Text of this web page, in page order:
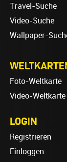
Travel-Suche
Video-Suche
Wallpaper-
Foto-Weltkarte
Video-Weltkarte
LOGIN
Registrieren
Einloggen